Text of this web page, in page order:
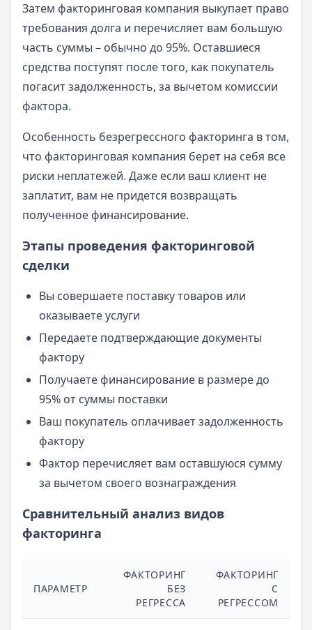
Затем факторинговая компания выкупает право
требования долга и перечисляет вам большую
часть суммы – обычно до 95%. Оставшиеся
средства поступят после того, как покупатель
погасит задолженность, за вычетом комиссии
фактора.
Особенность безрегрессного факторинга в том,
что факторинговая компания берет на себя все
риски неплатежей. Даже если ваш клиент не
заплатит, вам не придется возвращать
полученное финансирование.
Этапы проведения факторинговой
сделки
Вы совершаете поставку товаров или
оказываете услуги
Передаете подтверждающие документы
фактору
Получаете финансирование в размере до
95% от суммы поставки
Ваш покупатель оплачивает задолженность
фактору
Фактор перечисляет вам оставшуюся сумму
за вычетом своего вознаграждения
Сравнительный анализ видов
факторинга
ПАРАМЕТР
ФАКТОРИНГ
БЕЗ
РЕГРЕССА
ФАКТОРИНГ
С
РЕГРЕССОМ